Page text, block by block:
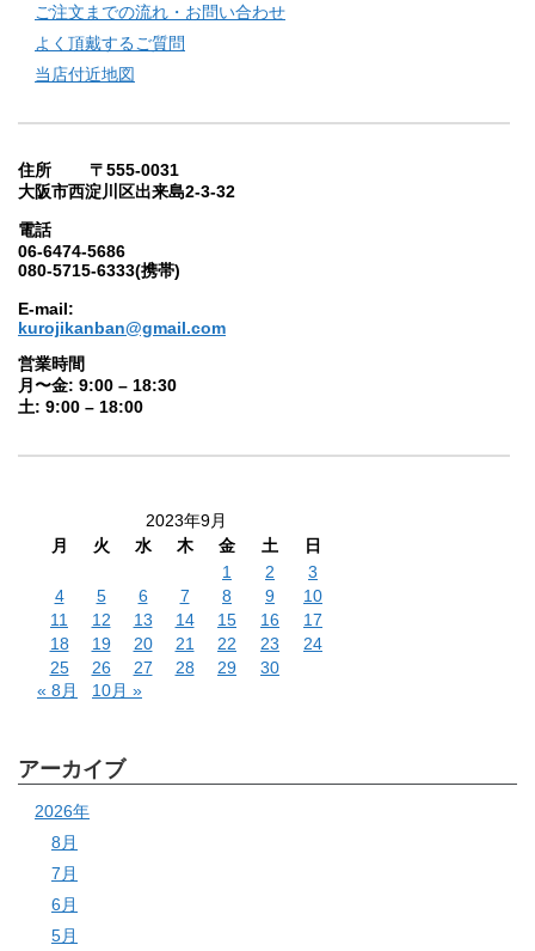
ご注文までの流れ・お問い合わせ
よく頂戴するご質問
当店付近地図
住所 〒555-0031
大阪市西淀川区出来島2-3-32
電話
06-6474-5686
080-5715-6333(携帯)
E-mail:
kurojikanban@gmail.com
営業時間
月〜金: 9:00 – 18:30
土: 9:00 – 18:00
2023年9月
月
火 水 木 金 土
日
1
2
3
4
5 6 7 8 9
10
11
12 13 14 15 16
17
18
19 20 21 22 23
24
25
26 27 28 29
30
« 8月
10月 »
アーカイブ
2026年
8月
7月
6月
5月